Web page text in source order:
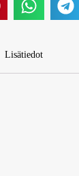
Lisätiedot